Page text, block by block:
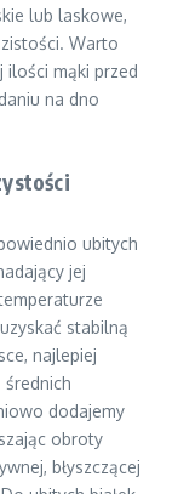
lub laskowe,
Warto
ilości mąki przed
na dno
ubitych
jej
stabilną
najlepiej
dodajemy
obroty
błyszczącej